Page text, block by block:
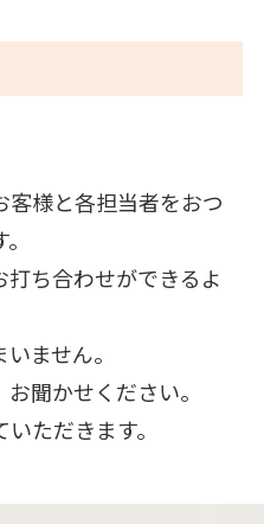
客様と各担当者をおつ
ち合わせができるよ
ません。
聞かせください。
ただきます。